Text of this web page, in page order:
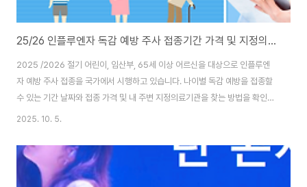
25/26 인플루엔자 독감 예방 주사 접종기간 가격 및 지정의료기관 찾기
2025 /2026 절기 어린이, 임산부, 65세 이상 어르신을 대상으로 인플루엔
자 예방 주사 접종을 국가에서 시행하고 있습니다. 나이별 독감 예방을 접종할
수 있는 기간 날짜와 접종 가격 및 내 주변 지정의료기관을 찾는 방법을 확인해
보도록 하겠습니다. 1. 65세이상 어르신 독감 인플루엔자 예방접종 기간 65세
보건소 이용 시 주소지 관계없이 전국 어디서나 무료로 독감 예방접종을 받으
실 수 있습니다. 지원 대상 : 65세 이상 어르신(1960.12.31 이전 출생자)접종
기관 : 지정의료기관 및 보건소지원 기간 75세 이상 : 2025년 10월 15일 (수)
2025. 10. 5.